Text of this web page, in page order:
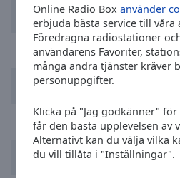
Online Radio Boxanvänder
erbjuda bästa service till våra
Föredragna radiostationer
användarens Favoriter,
många andra tjänster kräver
personuppgifter.
Klicka på "Jag godkänner"
får den bästa upplevelsen av
Alternativt kan du välja vilka
du vill tillåta i "Inställningar".
modal
window.
Beginning
window.
Escape
Cadena 100
RNE Radio Nacional
Radio Aspe
Radio Nervión
Hit FM